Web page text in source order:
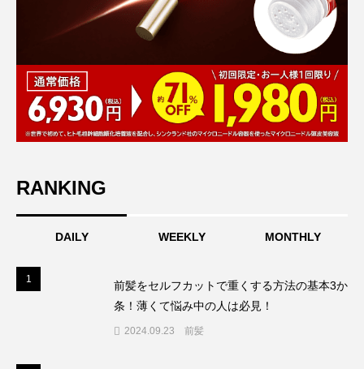
RANKING
DAILY WEEKLY MONTHLY
1
前髪をセルフカットで重くする方法の基本3か
条！薄くて悩み中の人は必見！
2024.09.23 前髪